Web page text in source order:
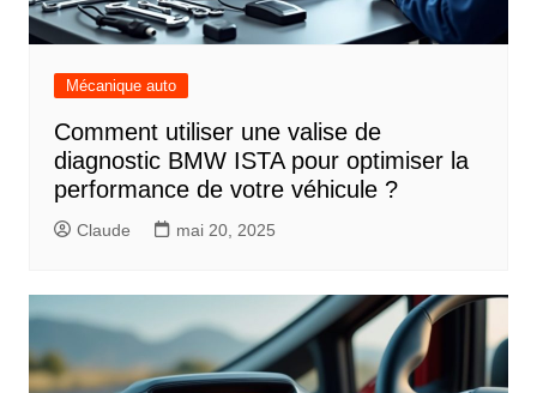
Mécanique auto
Comment utiliser une valise de
diagnostic BMW ISTA pour optimiser la
performance de votre véhicule ?
Claude mai 20, 2025